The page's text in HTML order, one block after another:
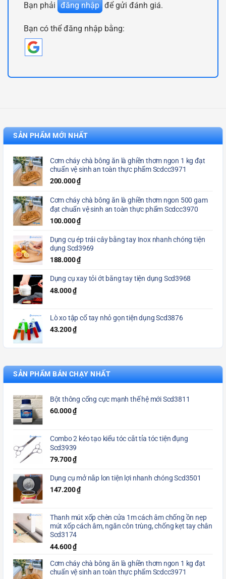
Bạn phải đăng nhập để gửi đánh giá.
Bạn có thể đăng nhập bằng:
SẢN PHẨM MỚI NHẤT
Cơm cháy chà bông ăn là ghiền thơm ngon 1 kg đạt
chuẩn vệ sinh an toàn thực phẩm Scdcc3971
200.000₫
Cơm cháy chà bông ăn là ghiền thơm ngon 500 gam
đạt chuẩn vệ sinh an toàn thực phẩm Scdcc3970
100.000₫
Dụng cụ ép trái cây bằng tay Inox nhanh chóng tiện
dụng Scd3969
188.000₫
Dụng cụ xay tỏi ớt bằng tay tiện dụng Scd3968
48.000₫
Lò xo tập cổ tay nhỏ gọn tiện dụng Scd3876
43.200₫
SẢN PHẨM BÁN CHẠY NHẤT
Bột thông cống cực mạnh thế hệ mới Scd3811
60.000₫
Combo 2 kéo tạo kiểu tóc cắt tỉa tóc tiện đụng
Scd3939
79.700₫
Dụng cụ mở nắp lon tiện lợi nhanh chóng Scd3501
147.200₫
Thanh mút xốp chèn cửa 1m cách âm chống ồn nẹp
mút xốp cách âm, ngăn côn trùng, chống kẹt tay chân
Scd3174
44.600₫
Cơm cháy chà bông ăn là ghiền thơm ngon 1 kg đạt
chuẩn vệ sinh an toàn thực phẩm Scdcc3971